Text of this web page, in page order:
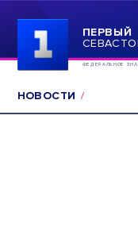
ПЕРВЫЙ
ФЕДЕРАЛЬНОЕ
НОВОСТИ